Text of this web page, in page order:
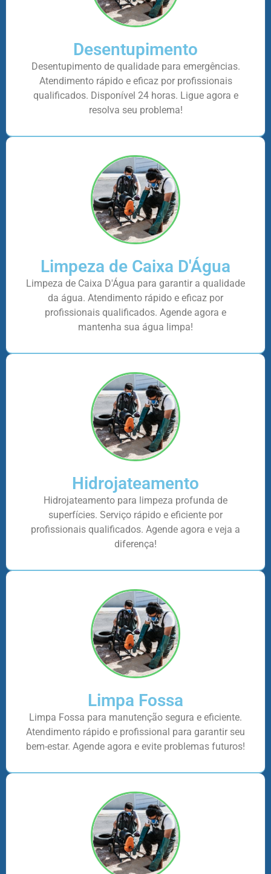
Desentupimento
Desentupimento de qualidade para emergências.
Atendimento rápido e eficaz por profissionais
qualificados. Disponível 24 horas. Ligue agora e
resolva seu problema!
Limpeza de Caixa D'Água
Limpeza de Caixa D'Água para garantir a qualidade
da água. Atendimento rápido e eficaz por
profissionais qualificados. Agende agora e
mantenha sua água limpa!
Hidrojateamento
Hidrojateamento para limpeza profunda de
superfícies. Serviço rápido e eficiente por
profissionais qualificados. Agende agora e veja a
diferença!
Limpa Fossa
Limpa Fossa para manutenção segura e eficiente.
Atendimento rápido e profissional para garantir seu
bem-estar. Agende agora e evite problemas futuros!